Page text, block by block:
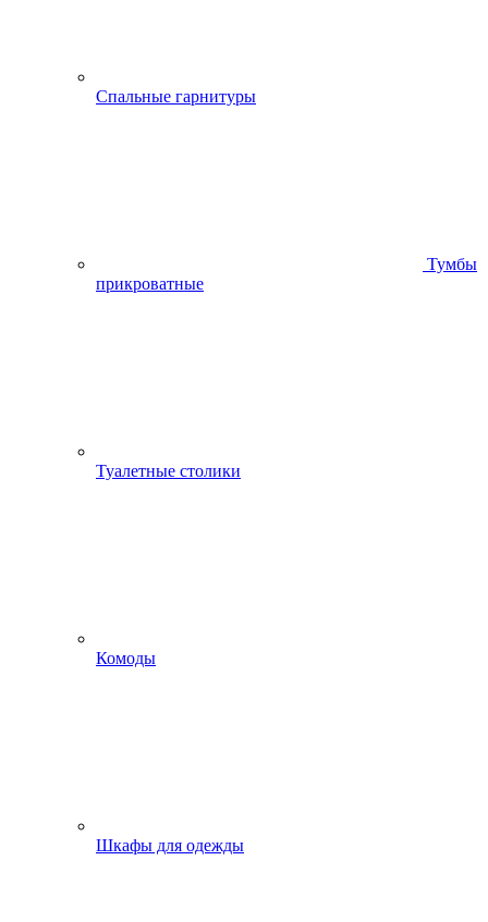
Спальные гарнитуры
Тумбы
прикроватные
Туалетные столики
Комоды
Шкафы для одежды